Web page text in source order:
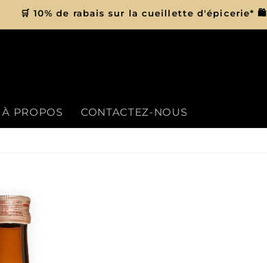
🛒 10% de rabais sur la cueillette d'épicerie* 🛍
À PROPOS CONTACTEZ-NOUS